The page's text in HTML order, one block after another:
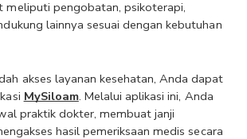
meliputi pengobatan, psikoterapi,
lainnya sesuai dengan kebutuhan
akses layanan kesehatan, Anda dapat
MySiloam. Melalui aplikasi ini, Anda
praktik dokter, membuat janji